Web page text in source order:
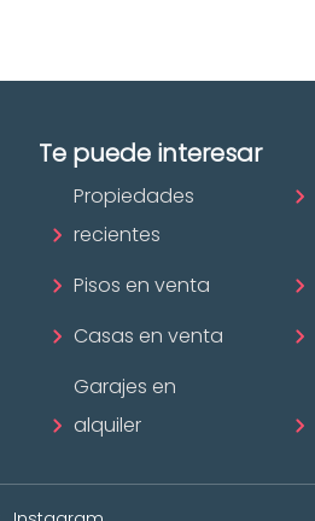
Te puede interesar
Propiedades
recientes
Pisos en venta
Casas en venta
Garajes en
alquiler